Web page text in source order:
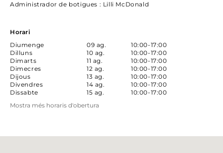
Administrador de botigues : Lilli McDonald
Horari
Diumenge
09 ag.
10:00-17:00
Dilluns
10 ag.
10:00-17:00
Dimarts
11 ag.
10:00-17:00
Dimecres
12 ag.
10:00-17:00
Dijous
13 ag.
10:00-17:00
Divendres
14 ag.
10:00-17:00
Dissabte
15 ag.
10:00-17:00
Mostra més horaris d'obertura